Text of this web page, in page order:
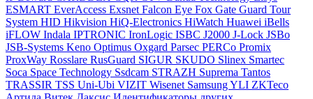
ESMART EverAccess Exsnet Falcon Eye Fox Gate Guard Tour
System HID Hikvision HiQ-Electronics HiWatch Huawei iBells
iFLOW Indala IPTRONIC IronLogic ISBC J2000 J-Lock JSBo
JSB-Systems Keno Optimus Oxgard Parsec PERCo Promix
ProxWay Rosslare RusGuard SIGUR SKUDO Slinex Smartec
Soca Space Technology Ssdcam STRAZH Suprema Tantos
TRASSIR TSS Uni-Ubi VIZIT Wisenet SamsungYLI ZKTeco